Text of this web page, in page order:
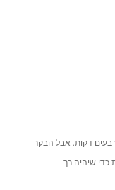
דקות. אבל הבקר
כדי שיהיה רך